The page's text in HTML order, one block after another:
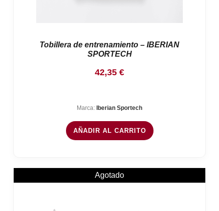
Tobillera de entrenamiento – IBERIAN
SPORTECH
42,35 €
Marca: Iberian Sportech
AÑADIR AL CARRITO
Agotado